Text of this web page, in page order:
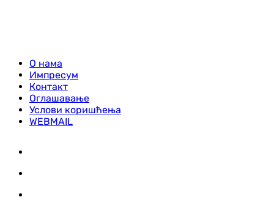
О нама
Импресум
Контакт
Оглашавање
Услови коришћења
WEBMAIL